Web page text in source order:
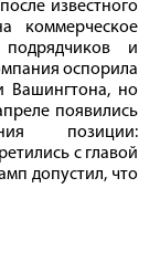
известного
коммерческое
и
оспорила
Вашингтона, но
появились
позиции:
с главой
допустил, что